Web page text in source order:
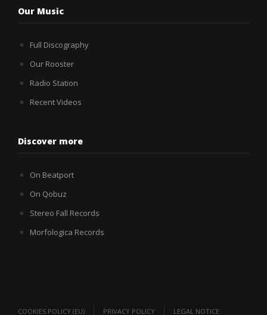
Our Music
Full Discography
Our Rooster
Radio Station
Recent Videos
Discover more
On Beatport
On Qobuz
Stereo Fall Records
Morfologica Records
COOKIES POLICY (EU) PRIVACY POLICY LEGAL NOTICE